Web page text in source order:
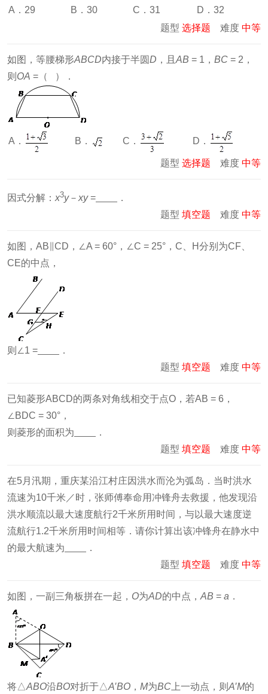
A．29
B．30 C．31
D．32
题型 选择题 难度 中等
如图，等腰梯形ABCD内接于半圆D ，且 AB = 1， BC = 2，
则 OA =（ ）．
A． B． C． D．
题型 选择题 难度 中等
因式分解：x3y－xy=
．
题型 填空题 难度 中等
如图，AB∥CD，∠A = 60°，∠C = 25°，C、H分别为CF、
CE的中点，
则∠1 =
．
题型 填空题 难度 中等
已知菱形ABCD的两条对角线相交于点O，若AB = 6，
∠BDC = 30°，
则菱形的面积为
．
题型 填空题 难度 中等
在5月汛期，重庆某沿江村庄因洪水而沦为弧岛．当时洪水
流速为10千米／时，张师傅奉命用冲锋舟去救援，他发现沿
洪水顺流以最大速度航行2千米所用时间，与以最大速度逆
流航行1.2千米所用时间相等．请你计算出该冲锋舟在静水中
的最大航速为
．
题型 填空题 难度 中等
如图，一副三角板拼在一起， O为AD的中点，AB = a ．
将△ABO沿BO对折于△A′BO ， M为BC上一动点，则A′M的